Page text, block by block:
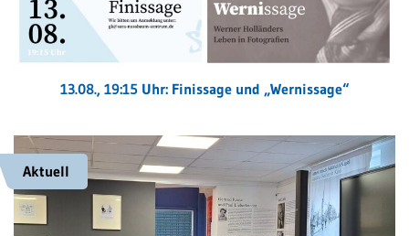
13.08., 19:15 Uhr: Finissage und „Wernissage“
Aktuell